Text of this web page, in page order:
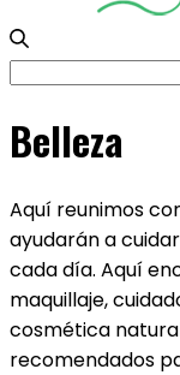
Search
Belleza
Aquí reunimos
ayudarán a
cada día. Aquí
maquillaje,
cosmética
recomendados